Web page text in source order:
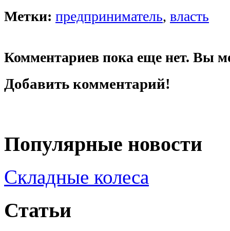
Метки: предприниматель, власть
Комментариев пока еще нет. Вы
Добавить комментарий!
Популярные новости
Складные колеса
Статьи